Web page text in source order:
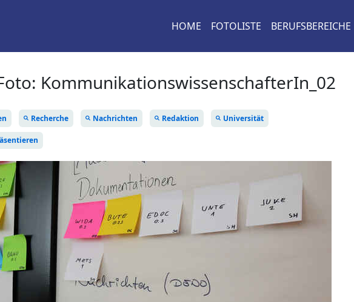
HOME FOTOLISTE BERUFSBEREICHE
KommunikationswissenschafterIn_02
Recherche Nachrichten Redaktion Universität